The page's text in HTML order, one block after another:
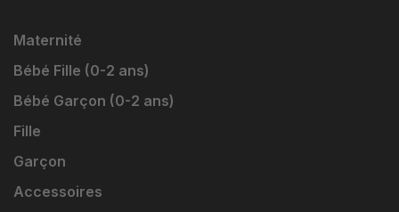
Maternité
Bébé Fille (0-2 ans)
Bébé Garçon (0-2 ans)
Fille
Garçon
Accessoires